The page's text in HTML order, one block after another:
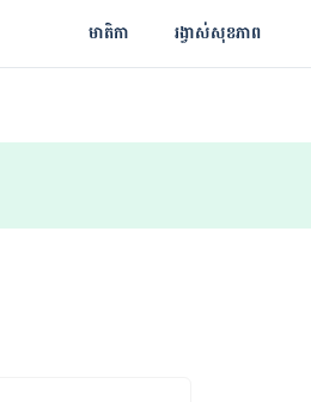
មាតិកា រង្វាស់​សុខភាព